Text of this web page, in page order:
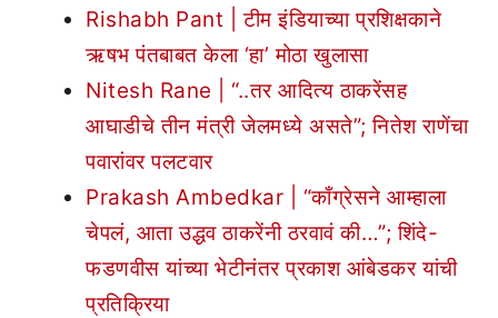
Rishabh Pant | टीम इंडियाच्या प्रशिक्षकाने
ऋषभ पंतबाबत केला ‘हा’ मोठा खुलासा
Nitesh Rane | “..तर आदित्य ठाकरेंसह
आघाडीचे तीन मंत्री जेलमध्ये असते”; नितेश राणेंचा
पवारांवर पलटवार
Prakash Ambedkar | “काँग्रेसने आम्हाला
चेपलं, आता उद्धव ठाकरेंनी ठरवावं की…”; शिंदे-
फडणवीस यांच्या भेटीनंतर प्रकाश आंबेडकर यांची
प्रतिक्रिया